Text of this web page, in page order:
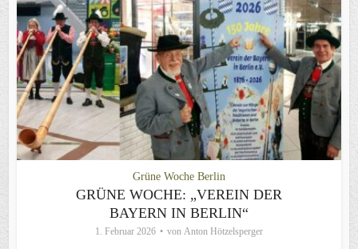
Grüne Woche Berlin
GRÜNE WOCHE: „VEREIN DER
BAYERN IN BERLIN“
1. Februar 2026 von Anton Hötzelsperger